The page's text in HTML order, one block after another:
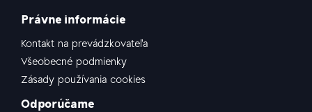
Právne informácie
Kontakt na prevádzkovateľa
Všeobecné podmienky
Zásady používania cookies
Odporúčame